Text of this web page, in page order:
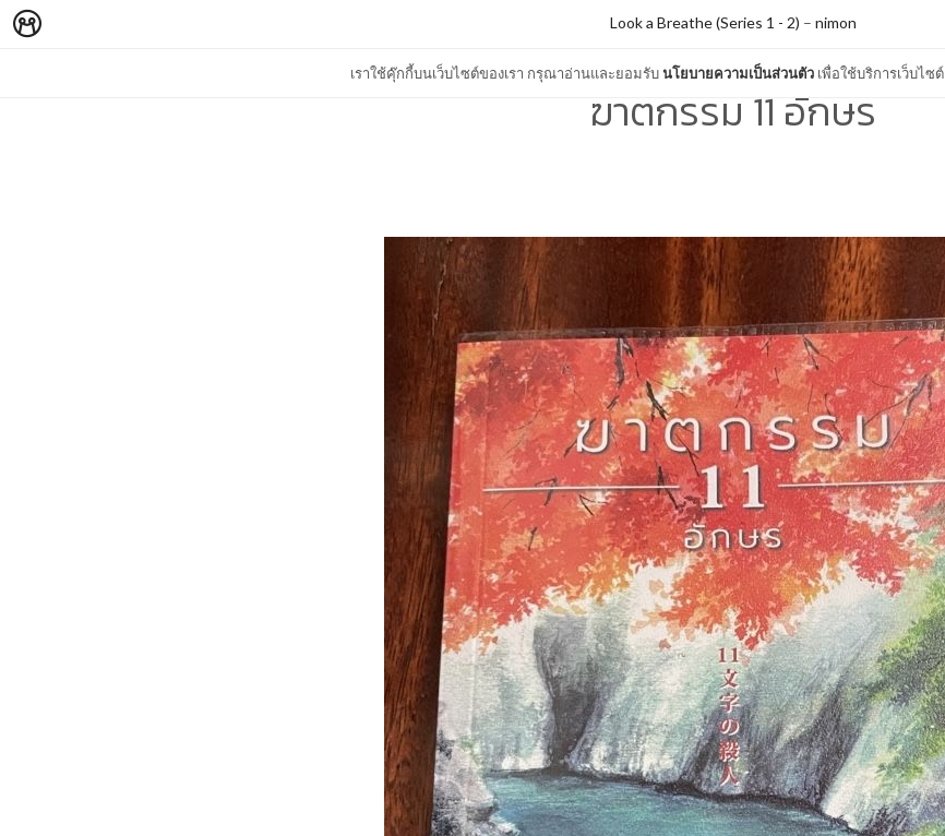
เราใช้คุ๊กกี้บนเว็บไซต์ของเรา กรุณาอ่านและยอมรับนโยบายความเป็นส่วนตัว เพื่อใช้บริการเว็บไซต์
Look a Breathe (Series 1 - 2) – nimon
ฆาตกรรม 11 อักษร